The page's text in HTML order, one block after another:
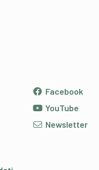
Facebook
YouTube
Newsletter